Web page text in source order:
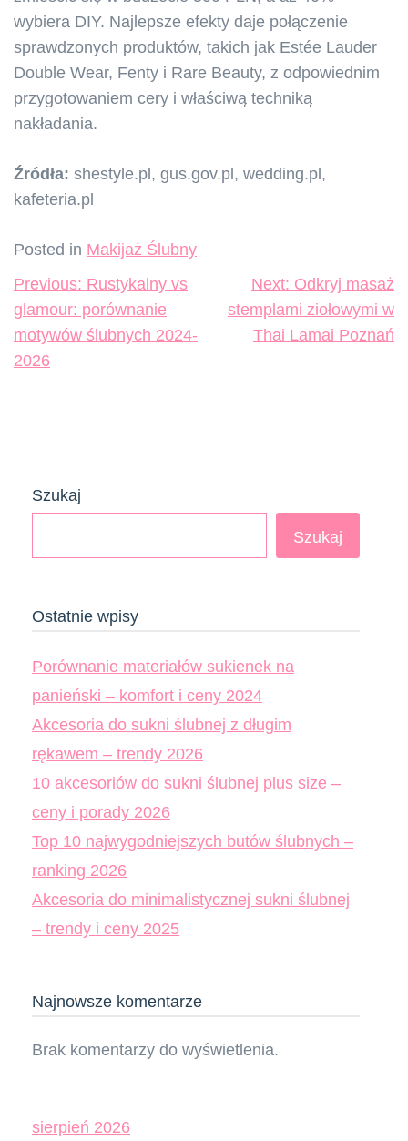
wybiera DIY. Najlepsze efekty daje połączenie
sprawdzonych produktów, takich jak Estée Lauder
Double Wear, Fenty i Rare Beauty, z odpowiednim
przygotowaniem cery i właściwą techniką
nakładania.
Źródła: shestyle.pl, gus.gov.pl, wedding.pl,
kafeteria.pl
Posted in Makijaż Ślubny
Nawigacja
wpisu
Previous: Rustykalny vs
glamour: porównanie
motywów ślubnych 2024-
2026
Next: Odkryj masaż
stemplami ziołowymi w
Thai Lamai Poznań
Szukaj
Szukaj
Ostatnie wpisy
Porównanie materiałów sukienek na
panieński – komfort i ceny 2024
Akcesoria do sukni ślubnej z długim
rękawem – trendy 2026
10 akcesoriów do sukni ślubnej plus size –
ceny i porady 2026
Top 10 najwygodniejszych butów ślubnych –
ranking 2026
Akcesoria do minimalistycznej sukni ślubnej
– trendy i ceny 2025
Najnowsze komentarze
Brak komentarzy do wyświetlenia.
sierpień 2026